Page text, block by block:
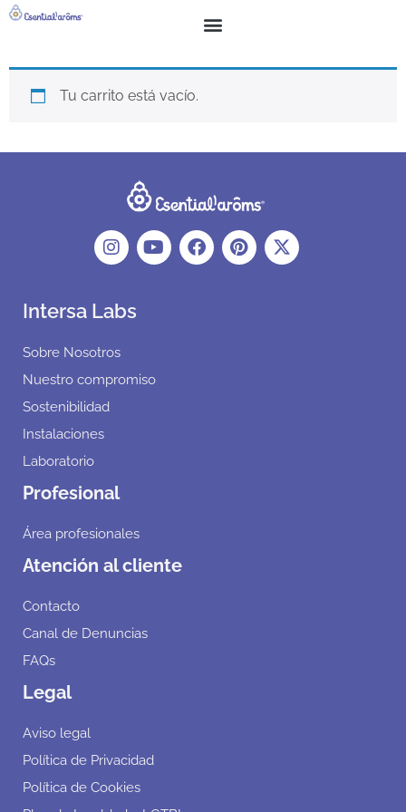
Cart
Tu carrito está vacío.
Intersa Labs
Sobre Nosotros
Nuestro compromiso
Sostenibilidad
Instalaciones
Laboratorio
Profesional
Área profesionales
Atención al cliente
Contacto
Canal de Denuncias
FAQs
Legal
Aviso legal
Política de Privacidad
Política de Cookies